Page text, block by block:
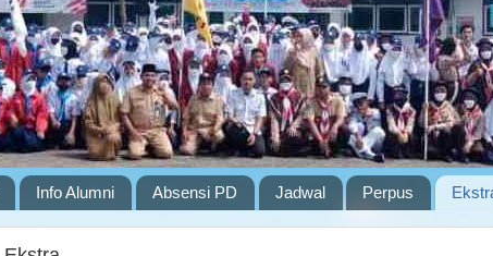
Info Alumni Absensi PD Jadwal Perpus